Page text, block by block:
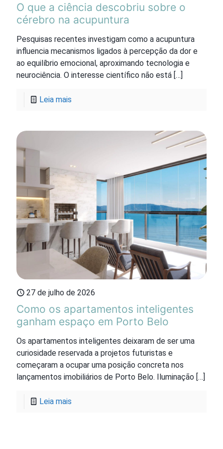
O que a ciência descobriu sobre o
cérebro na acupuntura
Pesquisas recentes investigam como a acupuntura
influencia mecanismos ligados à percepção da dor e
ao equilíbrio emocional, aproximando tecnologia e
neurociência. O interesse científico não está […]
Leia mais
27 de julho de 2026
Como os apartamentos inteligentes
ganham espaço em Porto Belo
Os apartamentos inteligentes deixaram de ser uma
curiosidade reservada a projetos futuristas e
começaram a ocupar uma posição concreta nos
lançamentos imobiliários de Porto Belo. Iluminação […]
Leia mais